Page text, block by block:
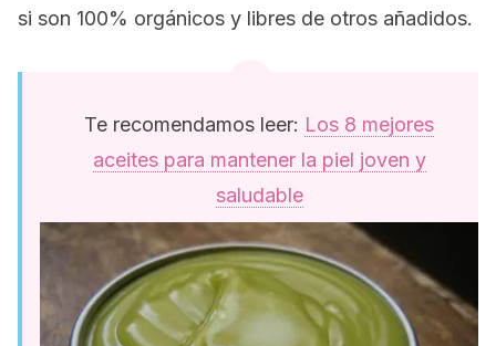
si son 100% orgánicos y libres de otros añadidos.
Te recomendamos leer: Los 8 mejores
aceites para mantener la piel joven y
saludable